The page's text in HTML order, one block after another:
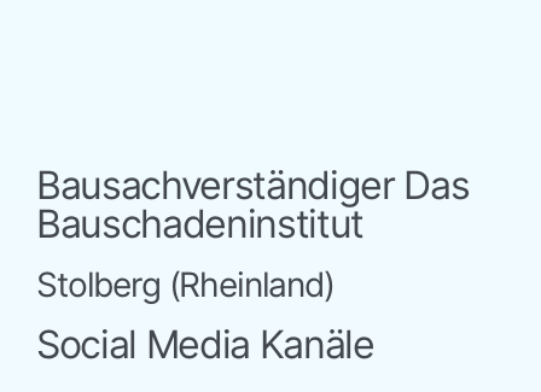
Bausachverständiger Das
Bauschadeninstitut
Stolberg (Rheinland)
Social Media Kanäle